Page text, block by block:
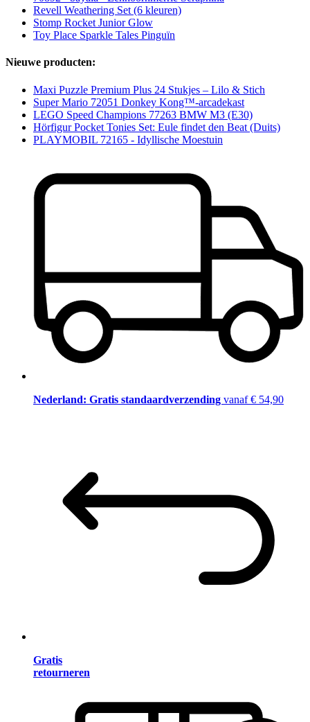
Revell Weathering Set (6 kleuren)
Stomp Rocket Junior Glow
Toy Place Sparkle Tales Pinguïn
Nieuwe producten:
Maxi Puzzle Premium Plus 24 Stukjes – Lilo & Stich
Super Mario 72051 Donkey Kong™-arcadekast
LEGO Speed Champions 77263 BMW M3 (E30)
Hörfigur Pocket Tonies Set: Eule findet den Beat (Duits)
PLAYMOBIL 72165 - Idyllische Moestuin
Nederland: Gratis standaardverzending vanaf € 54,90
Gratis
retourneren